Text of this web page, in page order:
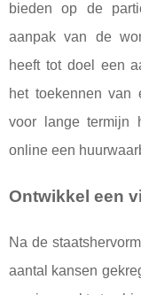
bieden op de
aanpak van de
heeft tot doel een
het toekennen van
voor lange termijn
online een
Ontwikkel een
Na de
aantal kansen